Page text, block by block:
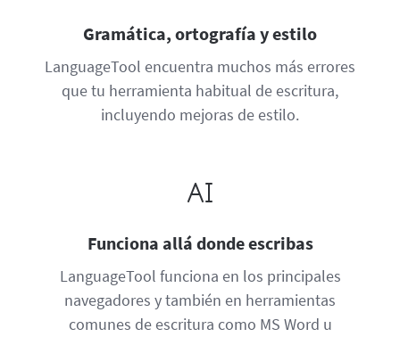
CréditosGramática, ortografía y estilo
LanguageTool encuentra muchos más errores
que tu herramienta habitual de escritura,
incluyendo mejoras de estilo.
Funciona allá donde escribas
LanguageTool funciona en los principales
navegadores y también en herramientas
comunes de escritura como MS Word u